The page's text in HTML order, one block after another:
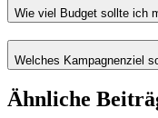
Wie viel Budget sollte ich
Welches Kampagnenziel
Ähnliche